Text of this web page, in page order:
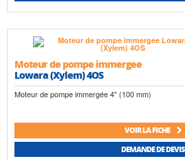
Moteur de pompe immergee
Lowara (Xylem) 4OS
Moteur de pompe immergée 4" (100 mm)
VOIR LA FICHE
DEMANDE DE DEVIS